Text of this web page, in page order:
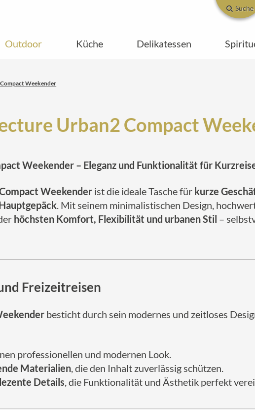
Suche
Outdoor Küche Delikatessen
Weekender
Urban2 Compact
Weekender – Eleganz und Funktionalität für
Weekender ist die ideale Tasche für kurze
. Mit seinem minimalistischen Design,
höchsten Komfort, Flexibilität und urbanen Stil –
Freizeitreisen
besticht durch sein modernes und zeitloses
professionellen und modernen Look.
Materialien, die den Inhalt zuverlässig schützen.
Details, die Funktionalität und Ästhetik perfekt